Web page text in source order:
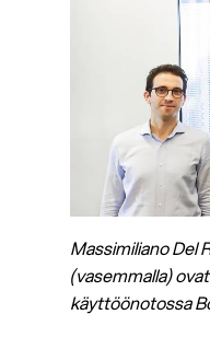
Massimiliano Del
(vasemmalla)
käyttöönotossa